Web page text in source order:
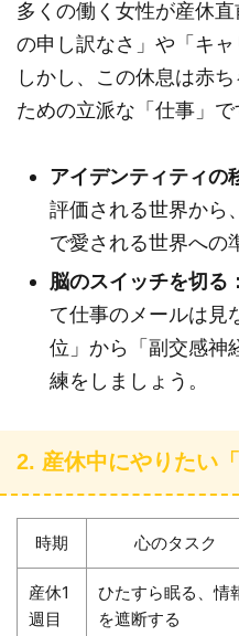
多くの働く女性が産休
の申し訳なさ」や「キャ
しかし、この休息は赤
ための立派な「仕事」で
アイデンティティの
評価される世界から
で愛される世界への
脳のスイッチを切る：
て仕事のメールは見
位」から「副交感神
練をしましょう。
2. 産休中にやりたい
時期 心のタスク
産休1
週目
ひたすら眠る、情
を遮断する